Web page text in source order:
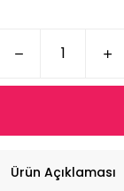
Ürün Açıklaması